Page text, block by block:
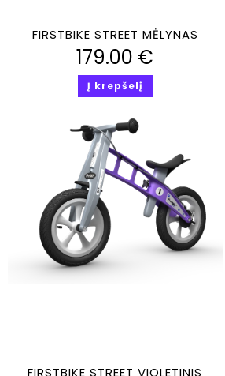
Greita peržiūra
FIRSTBIKE STREET MĖLYNAS
179.00 €
Į krepšelį
Greita peržiūra
FIRSTBIKE STREET VIOLETINIS